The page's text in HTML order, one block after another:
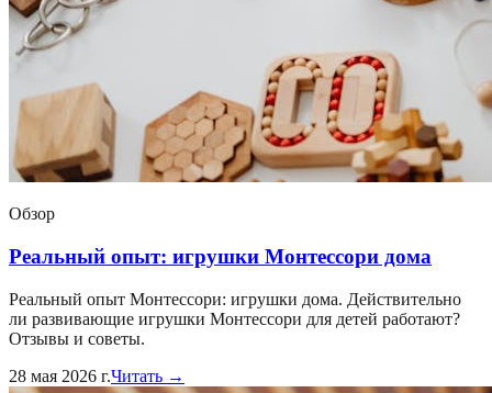
Обзор
Реальный опыт: игрушки Монтессори дома
Реальный опыт Монтессори: игрушки дома. Действительно
ли развивающие игрушки Монтессори для детей работают?
Отзывы и советы.
28 мая 2026 г.Читать →